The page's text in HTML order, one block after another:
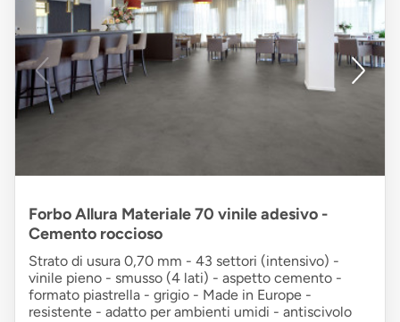
Forbo Allura Materiale 70 vinile adesivo -
Cemento roccioso
Strato di usura 0,70 mm - 43 settori (intensivo) -
vinile pieno - smusso (4 lati) - aspetto cemento -
formato piastrella - grigio - Made in Europe -
resistente - adatto per ambienti umidi - antiscivolo